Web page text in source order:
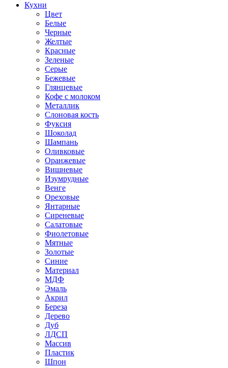
Кухни
Цвет
Белые
Черные
Желтые
Красные
Зеленые
Серые
Бежевые
Глянцевые
Кофе с молоком
Металлик
Слоновая кость
Фуксия
Шоколад
Шампань
Оливковые
Оранжевые
Вишневые
Изумрудные
Венге
Ореховые
Янтарные
Сиреневые
Салатовые
Фиолетовые
Мятные
Золотые
Синие
Материал
МДФ
Эмаль
Акрил
Береза
Дерево
Дуб
ЛДСП
Массив
Пластик
Шпон